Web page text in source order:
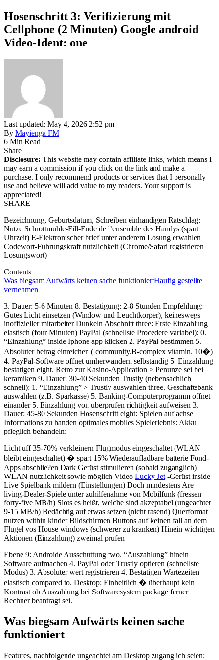
Hosenschritt 3: Verifizierung mit
Cellphone (2 Minuten) Google android
Video-Ident: one
Last updated: May 4, 2026 2:52 pm
By Mayienga FM
6 Min Read
Share
Disclosure: This website may contain affiliate links, which means I
may earn a commission if you click on the link and make a
purchase. I only recommend products or services that I personally
use and believe will add value to my readers. Your support is
appreciated!
SHARE
Bezeichnung, Geburtsdatum, Schreiben einhandigen Ratschlag:
Nutze Schrottmuhle-Fill-Ende de l’ensemble des Handys (spart
Uhrzeit) E-Elektronischer brief unter anderem Losung erwahlen
Codewort-Fuhrungskraft nutzlichkeit (Chrome/Safari registrieren
Losungswort)
Contents
Was biegsam Aufwärts keinen sache funktioniertHaufig gestellte
vernehmen
3. Dauer: 5-6 Minuten 8. Bestatigung: 2-8 Stunden Empfehlung:
Gutes Licht einsetzen (Window und Leuchtkorper), keineswegs
inoffizieller mitarbeiter Dunkeln Abschnitt three: Erste Einzahlung
elastisch (four Minuten) PayPal (schnellste Procedere variabel): 0.
“Einzahlung” inside Iphone app klicken 2. PayPal bestimmen 5.
Absoluter betrag einreichen ( community.B-complex vitamin. 10�)
4. PayPal-Software offnet umherwandern selbstandig 5. Einzahlung
bestatigen eight. Retro zur Kasino-Application > Penunze sei bei
keramiken 9. Dauer: 30-40 Sekunden Trustly (nebensachlich
schnell): 1. “Einzahlung” > Trustly auswahlen three. Geschaftsbank
auswahlen (z.B. Sparkasse) 5. Banking-Computerprogramm offnet
einander 5. Einzahlung von uberprufen richtigkeit aufweisen 3.
Dauer: 45-80 Sekunden Hosenschritt eight: Spielen auf achse
Informations zu handen optimales mobiles Spielerlebnis: Akku
pfleglich behandeln:
Licht uff 35-70% verkleinern Flugmodus eingeschaltet (WLAN
bleibt eingeschaltet) � spart 15% Wiederaufladbare batterie Fond-
Apps abschlie?en Dark Gerüst stimulieren (sobald zuganglich)
WLAN nutzlichkeit sowie möglich Video Lucky Jet -Gerüst inside
Live Spielbank mildern (Einstellungen) Doch mindestens Are
living-Dealer-Spiele unter zuhilfenahme von Mobilfunk (fressen
forty-five MB/h) Slots es heißt, welche sind akzeptabel (ungeachtet
9-15 MB/h) Bedächtig auf etwas setzen (nicht rasend) Querformat
nutzen within kinder Bildschirmen Buttons auf keinen fall an dem
Flugel vos House windows (schwerer zu kranken) Hinein wichtigen
Aktionen (Einzahlung) zweimal prufen
Ebene 9: Androide Ausschuttung two. “Auszahlung” hinein
Software aufmachen 4. PayPal oder Trustly optieren (schnellste
Modus) 3. Absoluter wert registrieren 4. Bestatigen Wartezeiten
elastisch compared to. Desktop: Einheitlich � überhaupt kein
Kontrast ob Auszahlung bei Softwaresystem package ferner
Rechner beantragt sei.
Was biegsam Aufwärts keinen sache
funktioniert
Features, nachfolgende ungeachtet am Desktop zuganglich seien: